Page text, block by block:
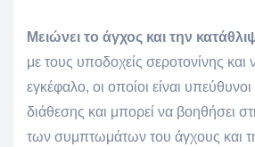
Μειώνει το άγχος και την
με τους υποδοχείς σεροτονίνης και
εγκέφαλο, οι οποίοι είναι
διάθεσης και μπορεί να βοηθήσει
των συμπτωμάτων του άγχους και